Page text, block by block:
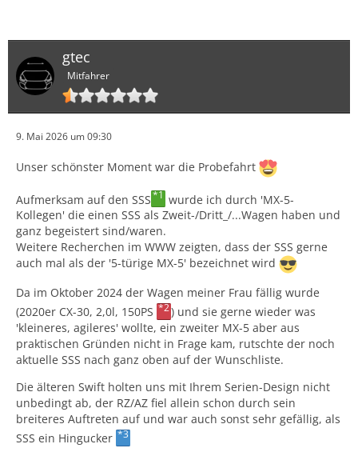
gtec
Mitfahrer
9. Mai 2026 um 09:30
Unser schönster Moment war die Probefahrt
Aufmerksam auf den SSS *1 wurde ich durch 'MX-5-
Kollegen' die einen SSS als Zweit-/Dritt_/...Wagen haben und
ganz begeistert sind/waren.
Weitere Recherchen im WWW zeigten, dass der SSS gerne
auch mal als der '5-türige MX-5' bezeichnet wird
Da im Oktober 2024 der Wagen meiner Frau fällig wurde
(2020er CX-30, 2,0l, 150PS *2) und sie gerne wieder was
'kleineres, agileres' wollte, ein zweiter MX-5 aber aus
praktischen Gründen nicht in Frage kam, rutschte der noch
aktuelle SSS nach ganz oben auf der Wunschliste.
Die älteren Swift holten uns mit Ihrem Serien-Design nicht
unbedingt ab, der RZ/AZ fiel allein schon durch sein
breiteres Auftreten auf und war auch sonst sehr gefällig, als
SSS ein Hingucker *3